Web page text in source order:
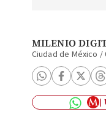
MILENIO
Ciudad de México /